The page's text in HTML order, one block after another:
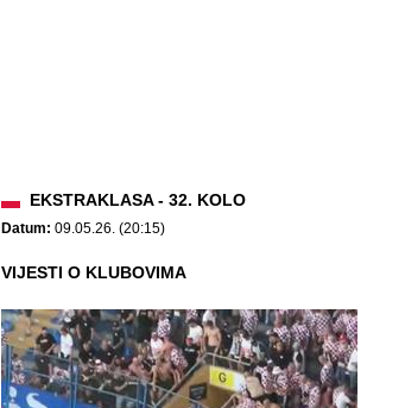
EKSTRAKLASA - 32. KOLO
Datum: 09.05.26. (20:15)
VIJESTI O KLUBOVIMA